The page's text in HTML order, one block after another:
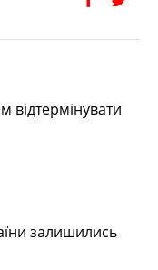
відтермінувати
залишились